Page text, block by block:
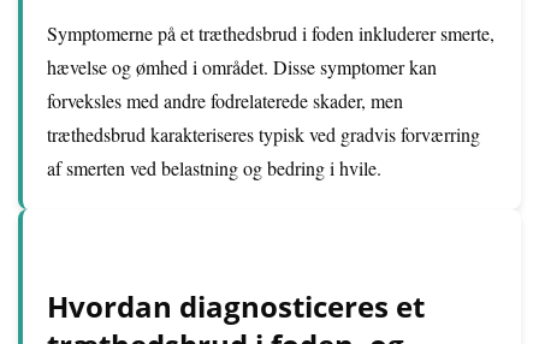
Symptomerne på et træthedsbrud i foden inkluderer smerte,
hævelse og ømhed i området. Disse symptomer kan
forveksles med andre fodrelaterede skader, men
træthedsbrud karakteriseres typisk ved gradvis forværring
af smerten ved belastning og bedring i hvile.
Hvordan diagnosticeres et